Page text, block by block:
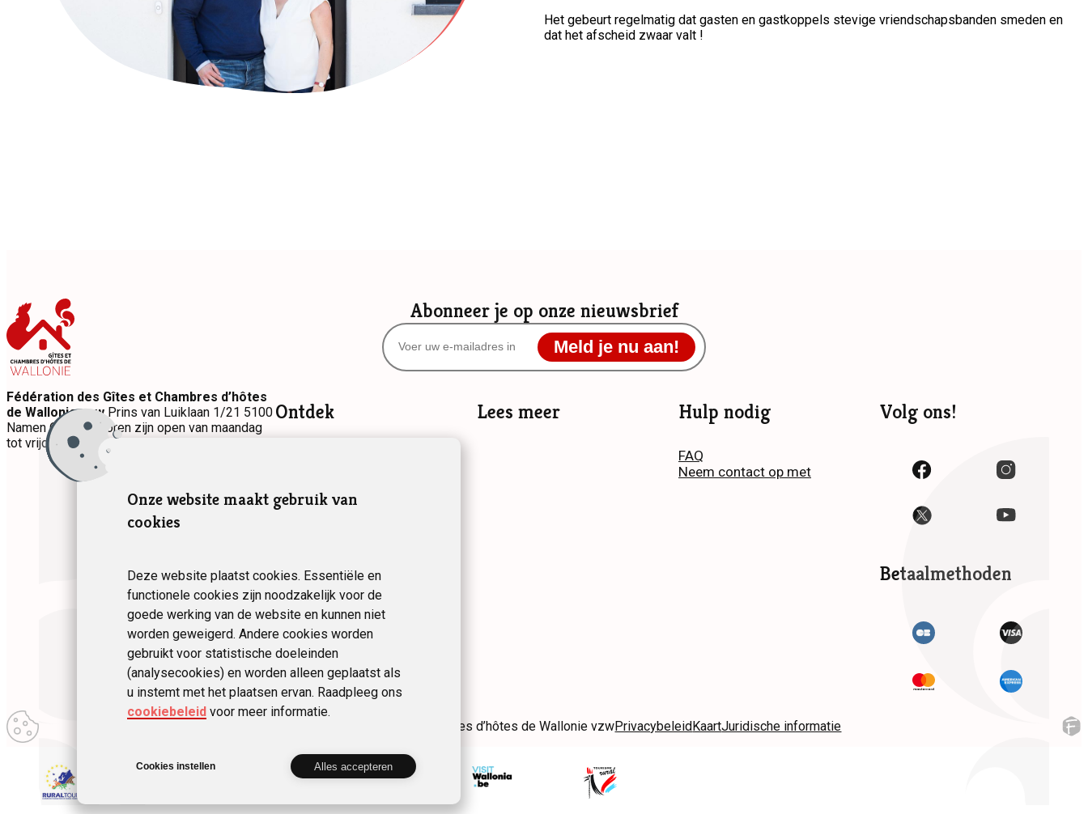
Het gebeurt regelmatig dat gasten en gastkoppels stevige vriendschapsbanden smeden en
dat het afscheid zwaar valt !
Abonneer je op onze nieuwsbrief
Meld je nu aan!
Fédération des Gîtes et Chambres d’hôtes
de Wallonie vzwPrins van Luiklaan 1/21 5100
Namen Onze kantoren zijn open van maandag
tot vrijdag van 9u tot 17u.
Ontdek Lees meer Hulp nodig
FAQ
Neem contact op met
Volg ons!
Betaalmethoden
Mijn
gebruikersvoorkeuren
wijzigen
2024 Fédération des Gîtes et Chambres d’hôtes de Wallonie vzwPrivacybeleid KaartJuridische informatie
Onze website maakt gebruik van
cookies
Deze website plaatst cookies. Essentiële en
functionele cookies zijn noodzakelijk voor de
goede werking van de website en kunnen niet
worden geweigerd. Andere cookies worden
gebruikt voor statistische doeleinden
(analysecookies) en worden alleen geplaatst als
u instemt met het plaatsen ervan. Raadpleeg ons
cookiebeleid voor meer informatie.
Cookies instellen Alles accepteren